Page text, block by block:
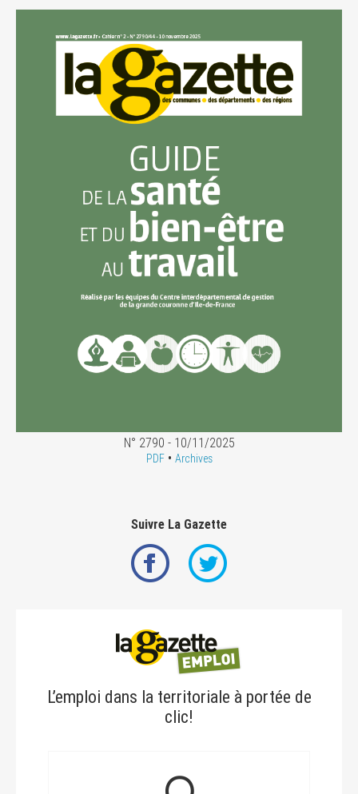
N° 2790 - 10/11/2025
PDF• Archives
Suivre La Gazette
L’emploi dans la territoriale à portée de
clic!